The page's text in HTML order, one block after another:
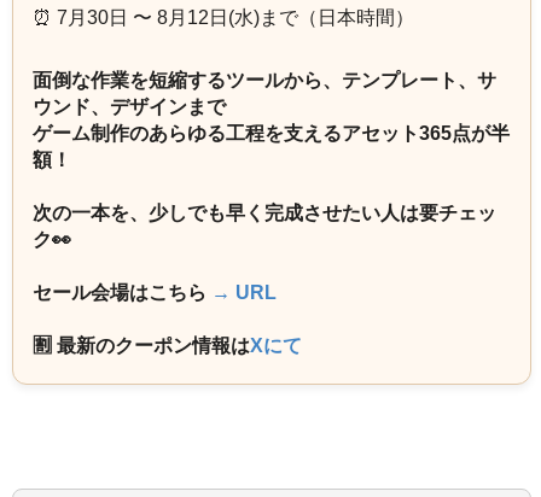
⏰️ 7月30日 〜 8月12日(水)まで（日本時間）
面倒な作業を短縮するツールから、テンプレート、サ
ウンド、デザインまで
ゲーム制作のあらゆる工程を支えるアセット365点が半
額！
次の一本を、少しでも早く完成させたい人は要チェッ
ク👀
セール会場はこちら → URL
🈹 最新のクーポン情報はXにて